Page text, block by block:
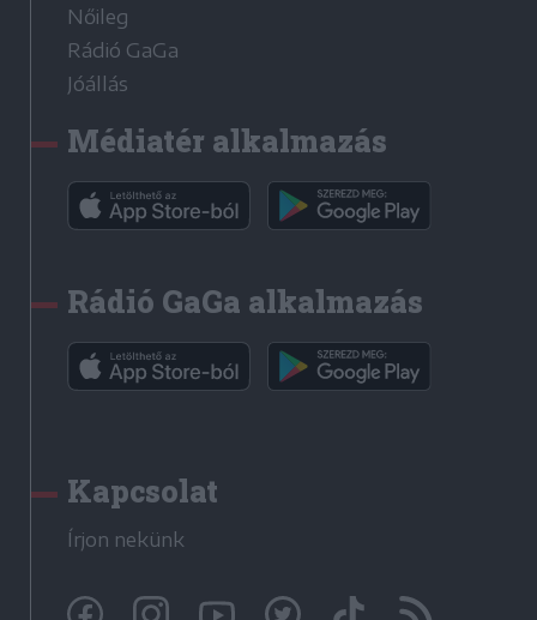
Nőileg
Rádió GaGa
Jóállás
Médiatér alkalmazás
Rádió GaGa alkalmazás
Kapcsolat
Írjon nekünk